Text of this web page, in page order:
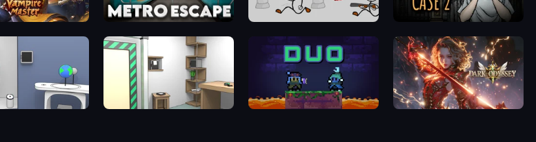
Metro Escape Escaping the Prison Escape Room: Strange Case 2
Escape Machine Room Escape Duo Dark Odyssey